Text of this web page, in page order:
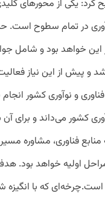
کرد: یکی از محورهای
در تمام سطوح است.
این خواهد بود و شامل
و پیش از این نیاز
و نوآوری کشور
کشور می‌داند و برای
فناوری، مشاوره
مراحل اولیه خواهد بود.
که با انگیزه